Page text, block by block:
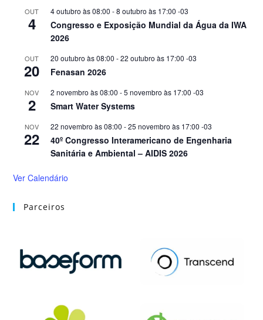
OUT
4
4 outubro às 08:00 -8 outubro às 17:00 -03
Congresso e Exposição Mundial da Água da IWA
2026
OUT
20
20 outubro às 08:00 -22 outubro às 17:00 -03
Fenasan 2026
NOV
2
2 novembro às 08:00 -5 novembro às 17:00 -03
Smart Water Systems
NOV
22
22 novembro às 08:00 -25 novembro às 17:00 -03
40º Congresso Interamericano de Engenharia
Sanitária e Ambiental – AIDIS 2026
Ver Calendário
Parceiros